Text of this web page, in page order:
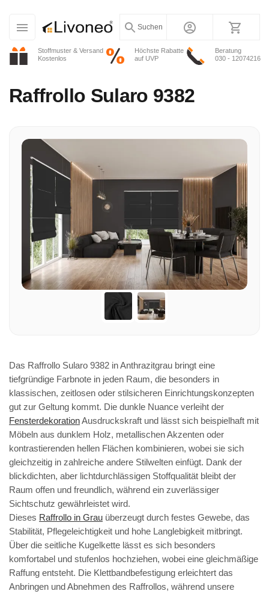
Stoffmuster & Versand
Kostenlos
Höchste Rabatte
auf UVP
Beratung
030 - 12074216
Suchen
Raffrollo Sularo 9382
Das Raffrollo Sularo 9382 in Anthrazitgrau bringt eine
tiefgründige Farbnote in jeden Raum, die besonders in
klassischen, zeitlosen oder stilsicheren Einrichtungskonzepten
gut zur Geltung kommt. Die dunkle Nuance verleiht der
FensterdekorationAusdruckskraft und lässt sich beispielhaft mit
Möbeln aus dunklem Holz, metallischen Akzenten oder
kontrastierenden hellen Flächen kombinieren, wobei sie sich
gleichzeitig in zahlreiche andere Stilwelten einfügt. Dank der
blickdichten, aber lichtdurchlässigen Stoffqualität bleibt der
Raum offen und freundlich, während ein zuverlässiger
Sichtschutz gewährleistet wird.
Dieses Raffrollo in Grau überzeugt durch festes Gewebe, das
Stabilität, Pflegeleichtigkeit und hohe Langlebigkeit mitbringt.
Über die seitliche Kugelkette lässt es sich besonders
komfortabel und stufenlos hochziehen, wobei eine gleichmäßige
Raffung entsteht. Die Klettbandbefestigung erleichtert das
Anbringen und Abnehmen des Raffrollos, während unsere